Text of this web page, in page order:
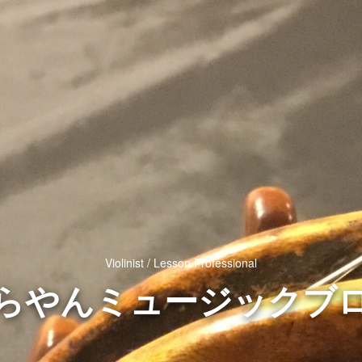
Violinist / Lesson Professional
やんミュージックブ